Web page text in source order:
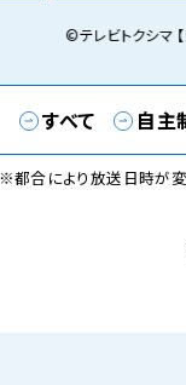
©テレビトクシマ
すべて 自主
都合により放送日時が変